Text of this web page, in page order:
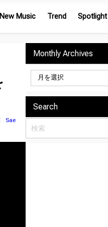
New Music Trend Spotlight
Sae
Monthly Archives
Search